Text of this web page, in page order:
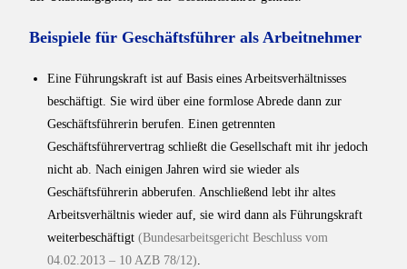
Beispiele für Geschäftsführer als Arbeitnehmer
Eine Führungskraft ist auf Basis eines Arbeitsverhältnisses
beschäftigt. Sie wird über eine formlose Abrede dann zur
Geschäftsführerin berufen. Einen getrennten
Geschäftsführervertrag schließt die Gesellschaft mit ihr jedoch
nicht ab. Nach einigen Jahren wird sie wieder als
Geschäftsführerin abberufen. Anschließend lebt ihr altes
Arbeitsverhältnis wieder auf, sie wird dann als Führungskraft
weiterbeschäftigt(Bundesarbeitsgericht Beschluss vom
04.02.2013 – 10 AZB 78/12).